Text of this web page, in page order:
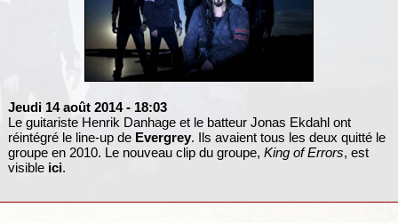
Jeudi 14 août 2014 - 18:03
Le guitariste Henrik Danhage et le batteur Jonas Ekdahl ont
réintégré le line-up de Evergrey. Ils avaient tous les deux quitté le
groupe en 2010. Le nouveau clip du groupe, King of Errors, est
visible ici.